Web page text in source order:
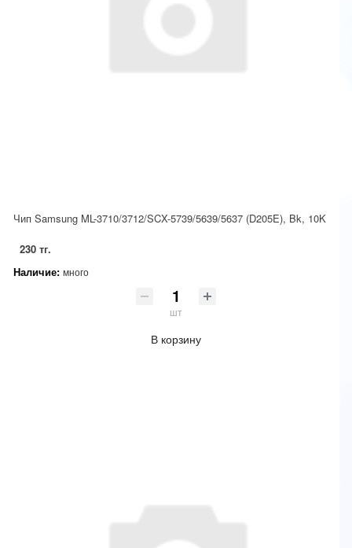
Чип Samsung ML-3710/3712/SCX-5739/5639/5637 (D205E), Bk, 10K
230 тг.
Наличие: много
шт
В корзину